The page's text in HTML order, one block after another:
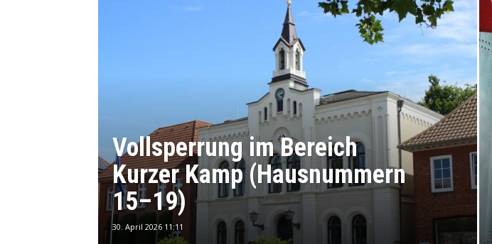
Vollsperrung im Bereich
Kurzer Kamp (Hausnummern
15–19)
30. April 2026 11:11